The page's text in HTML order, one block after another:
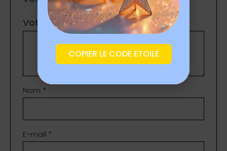
Votre avis*
Nom *
E-mail *
COPIER LE CODE ETOILE